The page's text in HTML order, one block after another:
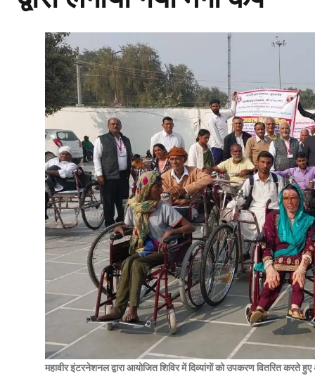
महावीर इंटरनेशनल द्वारा आयोजित शिविर में दिव्यांगों को उपकरण वितरित करते हुए